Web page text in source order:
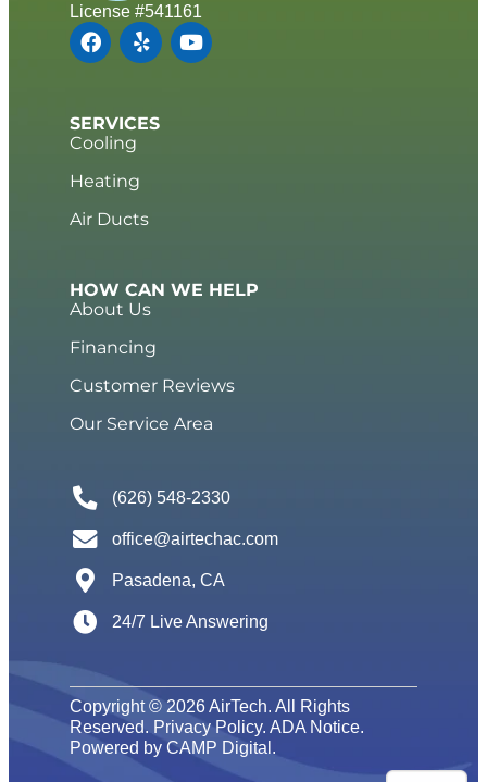
License #541161
SERVICES
Cooling
Heating
Air Ducts
HOW CAN WE HELP
About Us
Financing
Customer Reviews
Our Service Area
(626) 548-2330
office@airtechac.com
Pasadena, CA
24/7 Live Answering
Copyright © 2026 AirTech. All Rights
Reserved. Privacy Policy. ADA Notice.
Powered by CAMP Digital .